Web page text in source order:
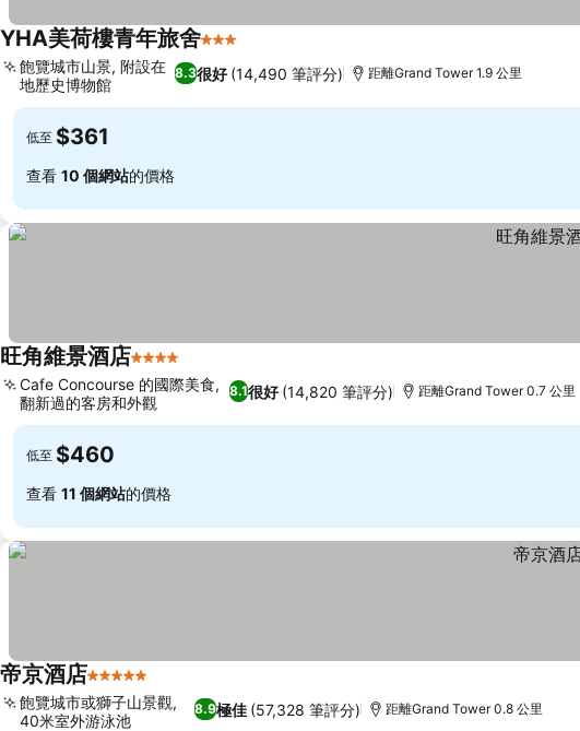
YHA美荷樓青年旅舍3 星級
8.3很好 (14,490 筆評分)
飽覽城市山景, 附設在
地歷史博物館
距離Grand Tower 1.9 公里
低至 $361
查看 10 個網站的價格
旺角維景酒店4 星級
8.1很好 (14,820 筆評分)
Cafe Concourse 的國際美食,
翻新過的客房和外觀
距離Grand Tower 0.7 公里
低至 $460
查看 11 個網站的價格
帝京酒店5 星級
8.9極佳 (57,328 筆評分)
飽覽城市或獅子山景觀,
40米室外游泳池
距離Grand Tower 0.8 公里